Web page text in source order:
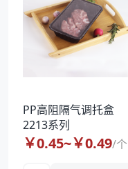
PP高阻隔气调托盒
2213系列
￥0.45~￥0.49/个